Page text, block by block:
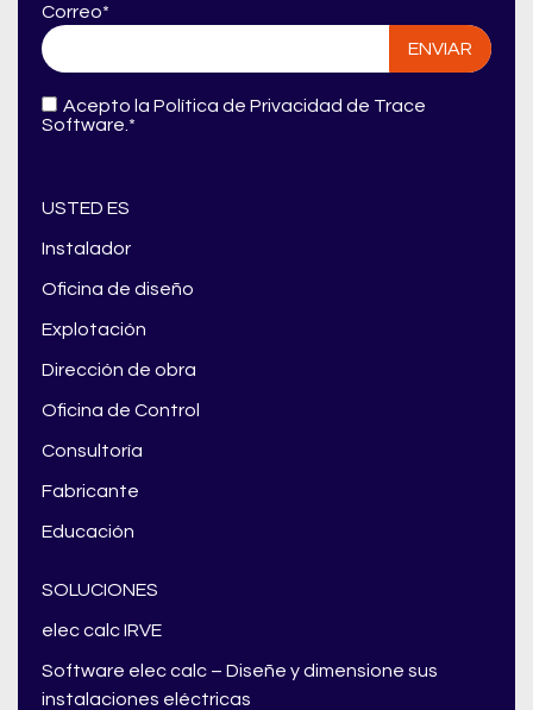
Correo*
Acepto la Política de Privacidad de Trace
Software. *
USTED ES
Instalador
Oficina de diseño
Explotación
Dirección de obra
Oficina de Control
Consultoría
Fabricante
Educación
SOLUCIONES
elec calc IRVE
Software elec calc – Diseñe y dimensione sus
instalaciones eléctricas